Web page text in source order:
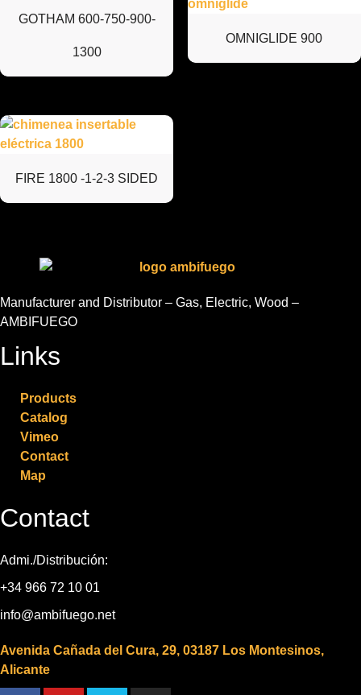
GOTHAM 600-750-900-
1300
OMNIGLIDE 900
FIRE 1800 -1-2-3 SIDED
Manufacturer and Distributor – Gas, Electric, Wood –
AMBIFUEGO
Links
Products
Catalog
Vimeo
Contact
Map
Contact
Admi./Distribución:
+34 966 72 10 01
info@ambifuego.net
Avenida Cañada del Cura, 29, 03187 Los Montesinos,
Alicante